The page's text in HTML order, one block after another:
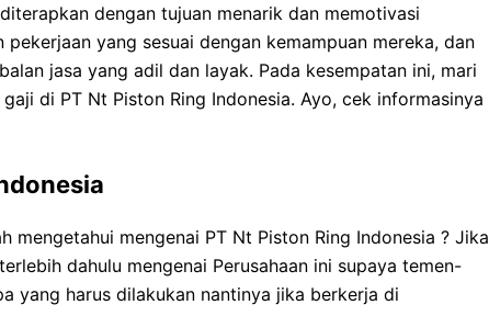
dengan tujuan menarik dan memotivasi
yang sesuai dengan kemampuan mereka, dan
jasa yang adil dan layak. Pada kesempatan ini, mari
di PT Nt Piston Ring Indonesia. Ayo, cek informasinya
mengetahui mengenai PT Nt Piston Ring Indonesia ? Jika
dahulu mengenai Perusahaan ini supaya temen-
yang harus dilakukan nantinya jika berkerja di